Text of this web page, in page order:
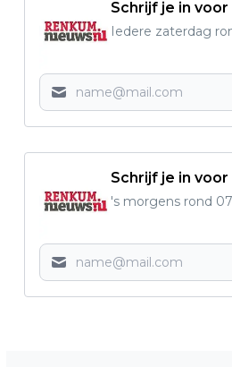
Schrijf je in
Iedere zaterdag
Schrijf je in
's morgens rond